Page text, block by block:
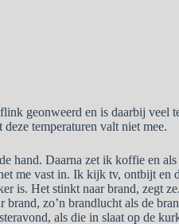
geonweerd en is daarbij veel
temperaturen valt niet mee.
hand. Daarna zet ik koffie en
me vast in. Ik kijk tv, ontbijt en
is. Het stinkt naar brand, zegt
zo’n brandlucht als de
als die in slaat op de